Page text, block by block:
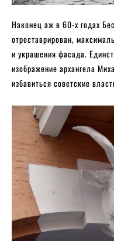
Наконец аж в 60-х годах
отреставрирован,
и украшения фасада.
изображение архангела
избавиться советские